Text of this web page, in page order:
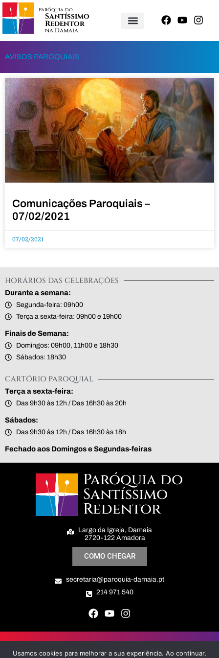
Paróquia do
Santíssimo
Redentor
na Damaia
AVISOS PAROQUIAIS
Comunicações Paroquiais –
07/02/2021
07/02/2021
HORÁRIOS DAS CELEBRAÇÕES
Durante a semana:
Segunda-feira: 09h00
Terça a sexta-feira: 09h00 e 19h00
Finais de Semana:
Domingos: 09h00, 11h00 e 18h30
Sábados: 18h30
CARTÓRIO PAROQUIAL
Terça a sexta-feira:
Das 9h30 às 12h / Das 16h30 às 20h
Sábados:
Das 9h30 às 12h / Das 16h30 às 18h
Fechado aos Domingos e Segundas-feiras
Paróquia do
Santíssimo
Redentor
Largo da Igreja, Damaia
2720-122 Amadora
COMO CHEGAR
secretaria@paroquia-damaia.pt
214 971 540
Politica de Privacidade e Cookies
Usamos cookies para melhorar a sua experiência. Ao continuar,